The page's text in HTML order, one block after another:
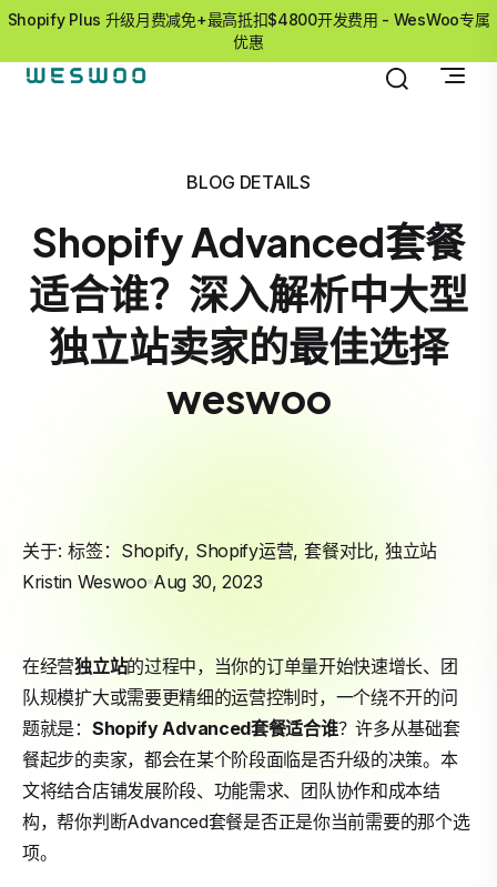
Shopify Plus 升级月费减免+最高抵扣$4800开发费用 - WesWoo专属
优惠
BLOG DETAILS
Shopify Advanced套餐
适合谁？深入解析中大型
独立站卖家的最佳选择
weswoo
关于: 标签： Shopify, Shopify运营,套餐对比,独立站
Kristin Weswoo Aug 30, 2023
在经营独立站的过程中，当你的订单量开始快速增长、团
队规模扩大或需要更精细的运营控制时，一个绕不开的问
题就是： ShopifyAdvanced套餐适合谁？许多从基础套
餐起步的卖家，都会在某个阶段面临是否升级的决策。本
文将结合店铺发展阶段、功能需求、团队协作和成本结
构，帮你判断Advanced套餐是否正是你当前需要的那个选
项。